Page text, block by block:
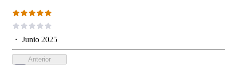
・ Junio 2025
Anterior